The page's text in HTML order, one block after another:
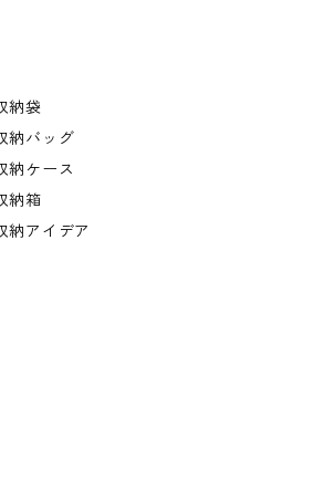
納袋
納バッグ
納ケース
納箱
納アイデア